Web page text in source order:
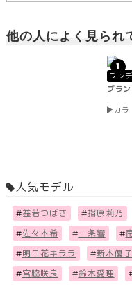
他の人によく見られ
1
ワン
ブラ
カラ
人気モデル
#益若つばさ #指原莉乃
#佐々木希 #一条響 #
#明日花キララ #新木優子
#宮脇咲良 #鈴木愛理